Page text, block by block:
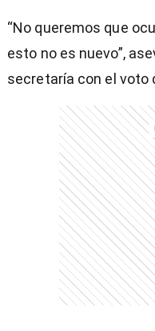
“No queremos que
esto no es nuevo”,
secretaría con el voto